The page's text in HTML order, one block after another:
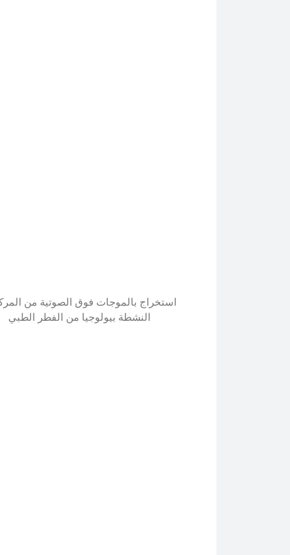
استخراج بالموجات فوق الصوتية من
النشطة بيولوجيا من الفطر الطبي